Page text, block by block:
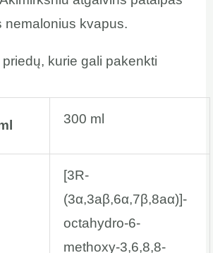
nemalonius kvapus.
kurie gali pakenkti
300 ml
[3R-
(3α,3aβ,6α,7β,8aα)]-
octahydro-6-
methoxy-3,6,8,8-